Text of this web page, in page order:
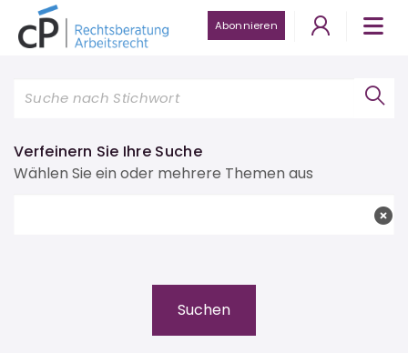
Abonnieren
Verfeinern Sie Ihre Suche
Wählen Sie ein oder mehrere Themen aus